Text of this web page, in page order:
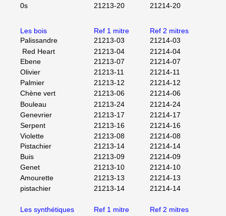
0s
21213-20 21214-20
Les bois Ref 1 mitre
Ref 2 mitres
Palissandre
21213-03
21214-03
Red Heart
21213-04
21214-04
Ebene
21213-07
21214-07
Olivier
21213-11
21214-11
Palmier
21213-12
21214-12
Chène vert
21213-06
21214-06
Bouleau
21213-24
21214-24
Genevrier
21213-17
21214-17
Serpent
21213-16
21214-16
Violette
21213-08
21214-08
Pistachier
21213-14
21214-14
Buis
21213-09
21214-09
Genet
21213-10
21214-10
Amourette
21213-13
21214-13
pistachier
21213-14 21214-14
Les synthétiques Ref 1 mitre
Ref 2 mitres